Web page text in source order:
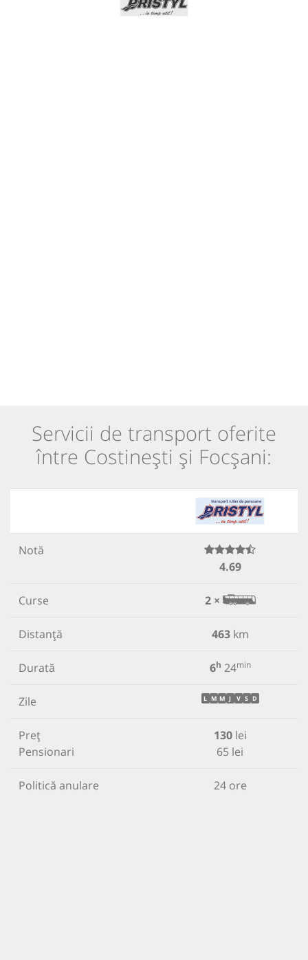
Servicii de transport oferite
între Costinești și Focșani:
Notă
4.69
Curse 2 ×
Distanță 463km
Durată 6h 24min
Zile L M M J V S D
Preț
Pensionari
130lei
65 lei
Politică anulare 24 ore